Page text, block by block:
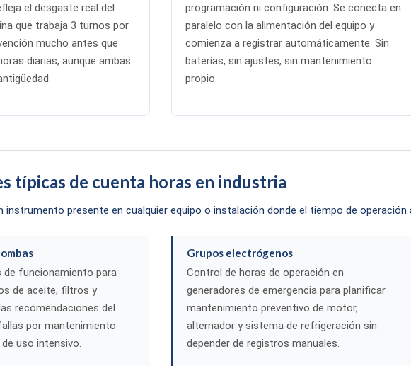
el desgaste real del
que trabaja 3 turnos por
mucho antes que
diarias, aunque ambas
programación ni configuración. Se conecta en
paralelo con la alimentación del equipo y
comienza a registrar automáticamente. Sin
baterías, sin ajustes, sin mantenimiento
propio.
típicas de cuenta horas en industria
instrumento presente en cualquier equipo o instalación donde el tiempo de
de funcionamiento para
de aceite, filtros y
recomendaciones del
por mantenimiento
uso intensivo.
Grupos electrógenos
Control de horas de operación en
generadores de emergencia para planificar
mantenimiento preventivo de motor,
alternador y sistema de refrigeración sin
depender de registros manuales.